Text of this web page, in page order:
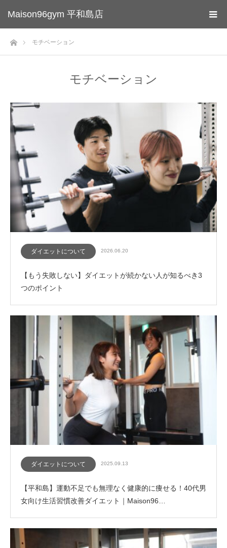
Maison96gym 平和島店
ホームモチベーション
モチベーション
ダイエットについて 2026.06.20
【もう失敗しない】ダイエットが続かない人が知るべき3
つのポイント
ダイエットについて 2025.09.13
【平和島】運動不足でも無理なく健康的に痩せる！40代男
女向け生活習慣改善ダイエット｜Maison96…